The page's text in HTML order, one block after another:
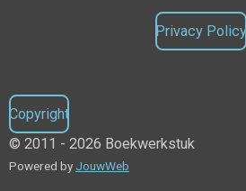
Privacy Policy
Copyright
© 2011 - 2026 Boekwerkstuk
Powered by JouwWeb